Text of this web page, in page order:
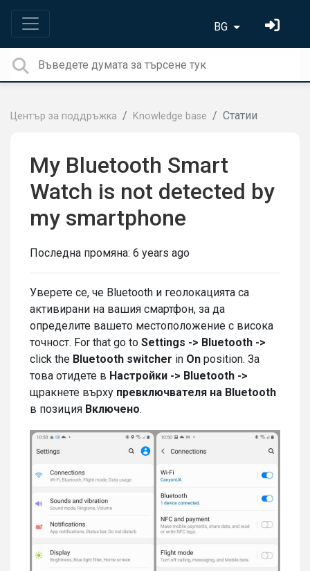
BG
Център за поддръжка Knowledge base Статии
My Bluetooth Smart
Watch is not detected by
my smartphone
Последна промяна: 6 years ago
Уверете се, че Bluetooth и геолокацията са
активирани на вашия смартфон, за да
определите вашето местоположение с висока
точност. For that go to Settings -> Bluetooth ->
click the Bluetooth switcher in On position. За
това отидете в Настройки -> Bluetooth ->
щракнете върху превключвателя на Bluetooth
в позиция Включено.